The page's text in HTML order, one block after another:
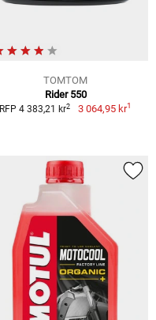
TOMTOM
Rider 550
RFP 4 383,21 kr2 3 064,95 kr1